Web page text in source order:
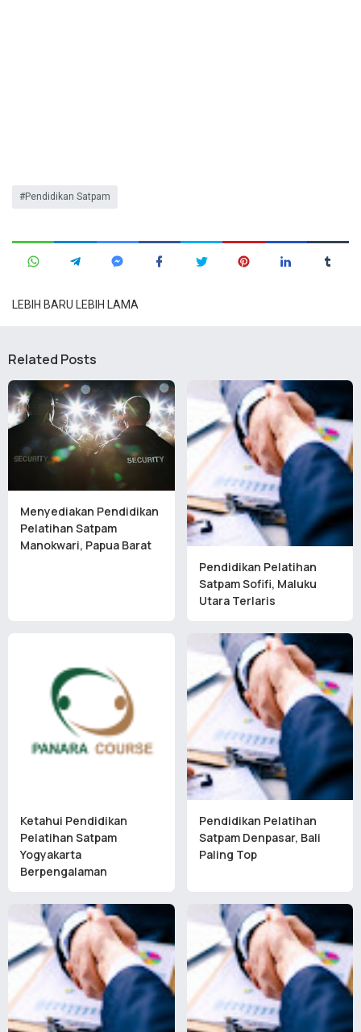
Pendidikan Satpam
LEBIH BARU LEBIH LAMA
Related Posts
Menyediakan Pendidikan
Pelatihan Satpam
Manokwari, Papua Barat
Pendidikan Pelatihan
Satpam Sofifi, Maluku
Utara Terlaris
Ketahui Pendidikan
Pelatihan Satpam
Yogyakarta
Berpengalaman
Pendidikan Pelatihan
Satpam Denpasar, Bali
Paling Top